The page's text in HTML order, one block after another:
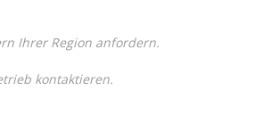
Ihrer Region anfordern.
kontaktieren.